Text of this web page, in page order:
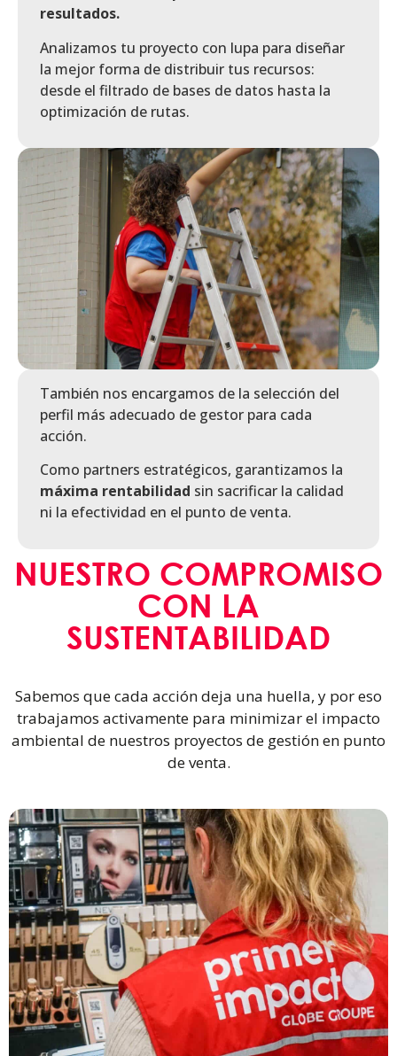
resultados.
Analizamos tu proyecto con lupa para diseñar
la mejor forma de distribuir tus recursos:
desde el filtrado de bases de datos hasta la
optimización de rutas.
También nos encargamos de la selección del
perfil más adecuado de gestor para cada
acción.
Como partners estratégicos, garantizamos la
máxima rentabilidad sin sacrificar la calidad
ni la efectividad en el punto de venta.
NUESTRO COMPROMISO
CON LA
SUSTENTABILIDAD
Sabemos que cada acción deja una huella, y por eso
trabajamos activamente para minimizar el impacto
ambiental de nuestros proyectos de gestión en punto
de venta.